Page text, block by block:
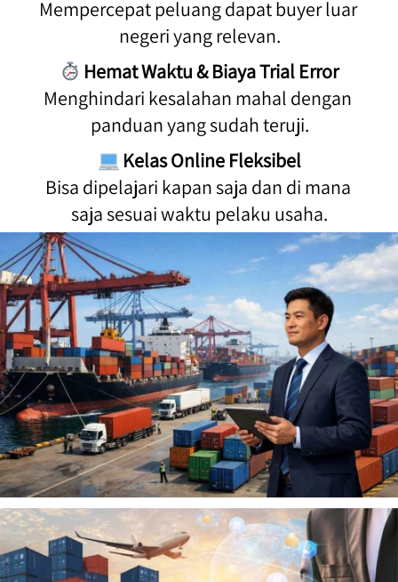
Mempercepat peluang dapat buyer luar
negeri yang relevan.
Hemat Waktu & Biaya Trial Error
Menghindari kesalahan mahal dengan
panduan yang sudah teruji.
Kelas Online Fleksibel
Bisa dipelajari kapan saja dan di mana
saja sesuai waktu pelaku usaha.